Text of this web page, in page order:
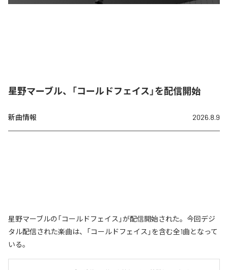
星野マーブル、「コールドフェイス」を配信開始
新曲情報 2026.8.9
星野マーブルの「コールドフェイス」が配信開始された。今回デジ
タル配信された楽曲は、「コールドフェイス」を含む全1曲となって
いる。